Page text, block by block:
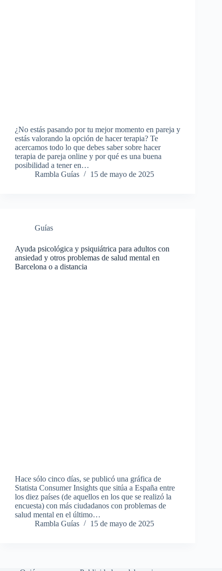
¿No estás pasando por tu mejor momento en pareja y
estás valorando la opción de hacer terapia? Te
acercamos todo lo que debes saber sobre hacer
terapia de pareja online y por qué es una buena
posibilidad a tener en…
Rambla Guías
15 de mayo de 2025
Guías
Ayuda psicológica y psiquiátrica para adultos con
ansiedad y otros problemas de salud mental en
Barcelona o a distancia
Hace sólo cinco días, se publicó una gráfica de
Statista Consumer Insights que sitúa a España entre
los diez países (de aquellos en los que se realizó la
encuesta) con más ciudadanos con problemas de
salud mental en el último…
Rambla Guías
15 de mayo de 2025